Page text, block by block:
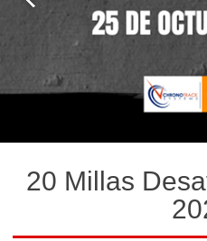
20 Millas